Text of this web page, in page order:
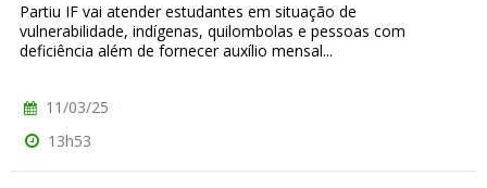
Partiu IF vai atender estudantes em situação de
vulnerabilidade, indígenas, quilombolas e pessoas com
deficiência além de fornecer auxílio mensal...
11/03/25
13h53